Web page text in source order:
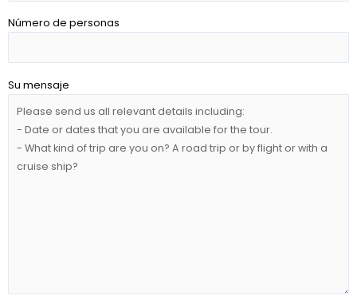
Número de personas
Su mensaje